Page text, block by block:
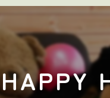
HAPPY